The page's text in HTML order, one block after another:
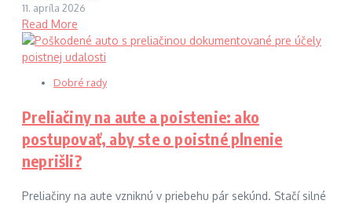
11. apríla 2026
Read More
Dobré rady
Preliačiny na aute a poistenie: ako
postupovať, aby ste o poistné plnenie
neprišli?
Preliačiny na aute vzniknú v priebehu pár sekúnd. Stačí silné